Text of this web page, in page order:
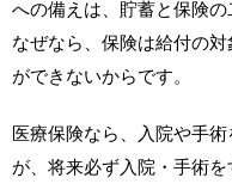
への備えは、貯蓄と保険の
なぜなら、保険は給付の
ができないからです。
医療保険なら、入院や手
が、将来必ず入院・手術